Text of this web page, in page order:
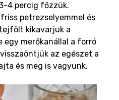
4 percig főzzük.
petrezselyemmel és
kikavarjuk a
egy merőkanállal a forró
az egészet a
és meg is vagyunk.